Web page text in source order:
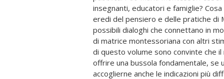
insegnanti, educatori e famiglie?
eredi del pensiero e delle pratiche di
possibili dialoghi che connettano in
di matrice montessoriana con altri
di questo volume sono convinte che
offrire una bussola fondamentale, se
accoglierne anche le indicazioni più
occorre poter toccare, smontare,
un processo di apprendimento
esperienziale, proprio come
nazionali. In sintesi Il volume
metodo Montessori possa essere
patrimonio accessibile a pochi, con
non solo da chi pratica e studia il